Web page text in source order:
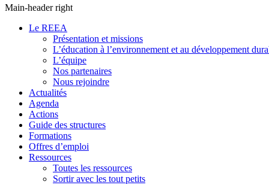
Main-header right
Le REEA
Présentation et missions
L’éducation à l’environnement et au développement
L’équipe
Nos partenaires
Nous rejoindre
Actualités
Agenda
Actions
Guide des structures
Formations
Offres d’emploi
Ressources
Toutes les ressources
Sortir avec les tout petits